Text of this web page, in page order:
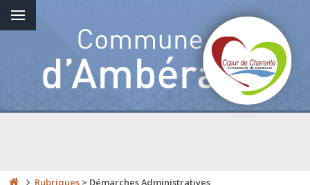
Rubriques > Démarches Administratives